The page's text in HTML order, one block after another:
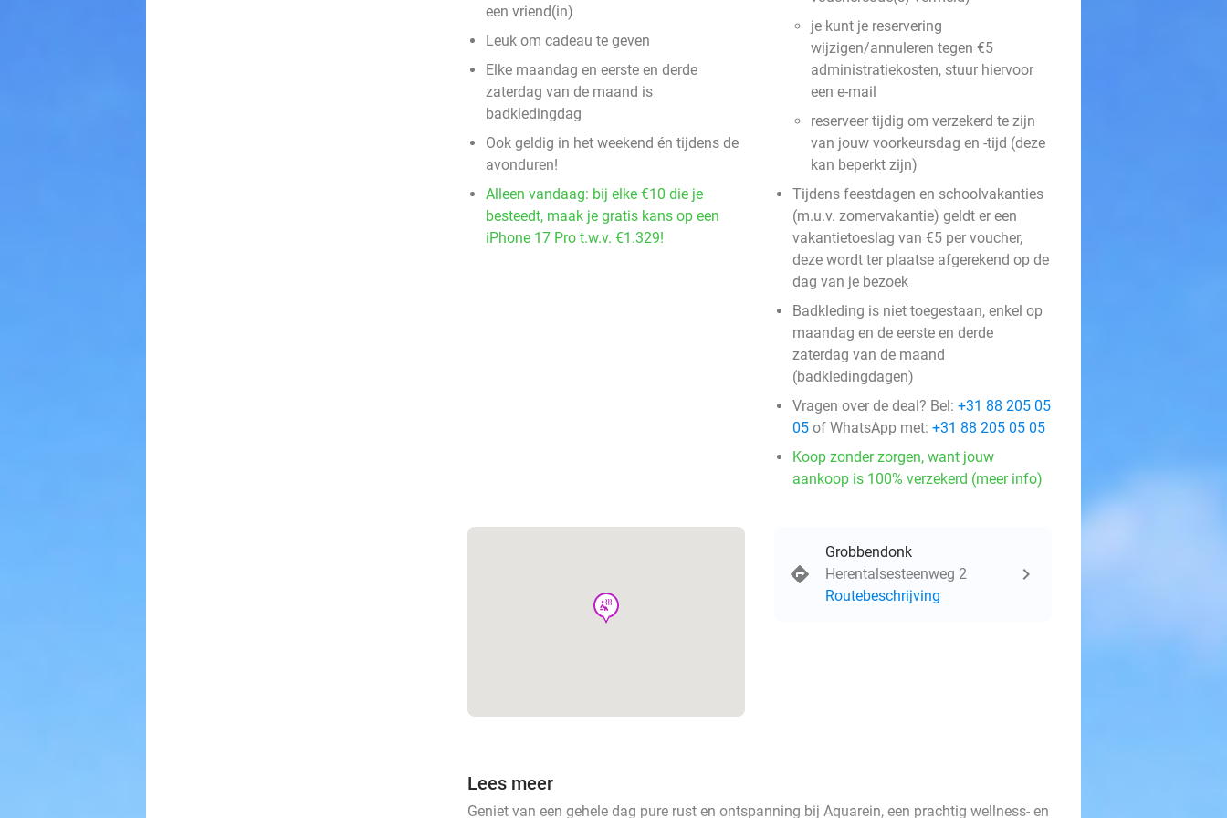
een vriend(in)
Leuk om cadeau te geven
Elke maandag en eerste en derde
zaterdag van de maand is
badkledingdag
Ook geldig in het weekend én tijdens de
avonduren!
Alleen vandaag: bij elke €10 die je
besteedt, maak je gratis kans op een
iPhone 17 Pro t.w.v. €1.329!
je kunt je reservering
wijzigen/annuleren tegen €5
administratiekosten, stuur hiervoor
een e-mail
reserveer tijdig om verzekerd te zijn
van jouw voorkeursdag en -tijd (deze
kan beperkt zijn)
Tijdens feestdagen en schoolvakanties
(m.u.v. zomervakantie) geldt er een
vakantietoeslag van €5 per voucher,
deze wordt ter plaatse afgerekend op de
dag van je bezoek
Badkleding is niet toegestaan, enkel op
maandag en de eerste en derde
zaterdag van de maand
(badkledingdagen)
Vragen over de deal? Bel: +31 88 205 05
05 of WhatsApp met: +31 88 205 05 05
Koop zonder zorgen, want jouw
aankoop is 100% verzekerd (meer info)
wellness
Grobbendonk
Herentalsesteenweg 2
Routebeschrijving
Lees meer
Geniet van een gehele dag pure rust en ontspanning bij Aquarein, een prachtig wellness- en